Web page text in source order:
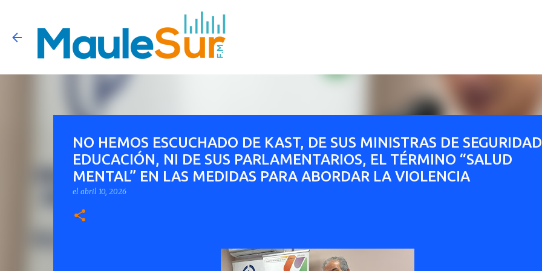
NO HEMOS ESCUCHADO DE KAST, DE SUS MINISTRAS DE
EDUCACIÓN, NI DE SUS PARLAMENTARIOS, EL TÉRMINO “SALUD
MENTAL” EN LAS MEDIDAS PARA ABORDAR LA VIOLENCIA
el abril 10, 2026